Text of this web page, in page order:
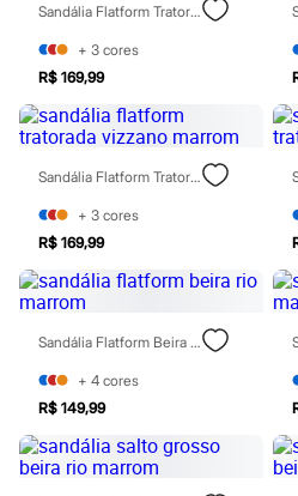
Moda íntima
Calcinhas
Cintas e Modeladores
Meias
Pijamas
Sutiãs e Tops
Moda praia
Biquínis
Maiôs
Saídas de praia
Personagens
Plus size
Blusas e Camisetas
Calças
Casacos e Jaquetas
Jeans
Shorts e Saias
Vestidos
Em alta
Dia dos Pais
Sandália Flatform Tratorada Vizzano Preta
+ 3 cores
R$ 169,99
Sandália Flatform Tratorada Vizzano Marrom
+ 3 cores
R$ 169,99
Sandália Flatform Beira Rio Marrom
+ 4 cores
R$ 149,99